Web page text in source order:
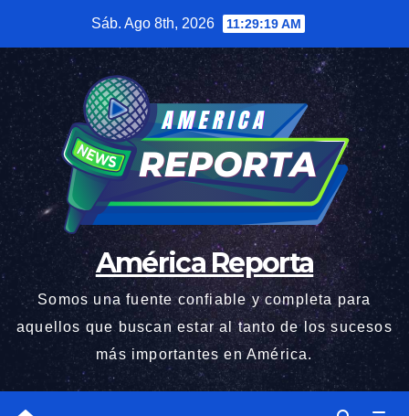
contenido
Sáb. Ago 8th, 2026 11:29:20 AM
América Reporta
Somos una fuente confiable y completa para
aquellos que buscan estar al tanto de los sucesos
más importantes en América.